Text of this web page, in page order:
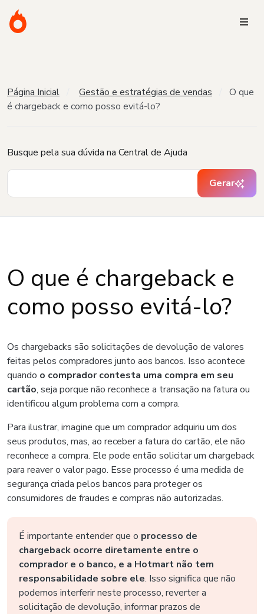
Página Inicial Gestão e estratégias de vendas
O que
é chargeback e como posso evitá-lo?
Busque pela sua dúvida na Central de Ajuda
Gerar
O que é chargeback e
como posso evitá-lo?
Os chargebacks são solicitações de devolução de valores
feitas pelos compradores junto aos bancos. Isso acontece
quando o comprador contesta uma compra em seu
cartão, seja porque não reconhece a transação na fatura ou
identificou algum problema com a compra.
Para ilustrar, imagine que um comprador adquiriu um dos
seus produtos, mas, ao receber a fatura do cartão, ele não
reconhece a compra. Ele pode então solicitar um chargeback
para reaver o valor pago. Esse processo é uma medida de
segurança criada pelos bancos para proteger os
consumidores de fraudes e compras não autorizadas.
É importante entender que o processo de
chargeback ocorre diretamente entre o
comprador e o banco, e a Hotmart não tem
responsabilidade sobre ele. Isso significa que não
podemos interferir neste processo, reverter a
solicitação de devolução, informar prazos de